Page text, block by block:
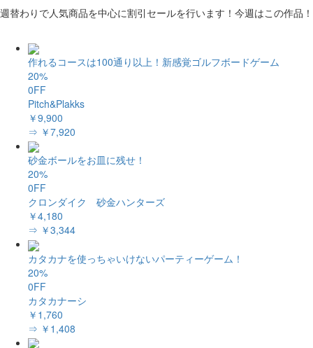
週替わりで人気商品を中心に割引セールを行います！今週はこの作品！
作れるコースは100通り以上！新感覚ゴルフボードゲーム
20%
0FF
Pitch&Plakks
￥9,900
⇒ ￥7,920
砂金ボールをお皿に残せ！
20%
0FF
クロンダイク 砂金ハンターズ
￥4,180
⇒ ￥3,344
カタカナを使っちゃいけないパーティーゲーム！
20%
0FF
カタカナーシ
￥1,760
⇒ ￥1,408